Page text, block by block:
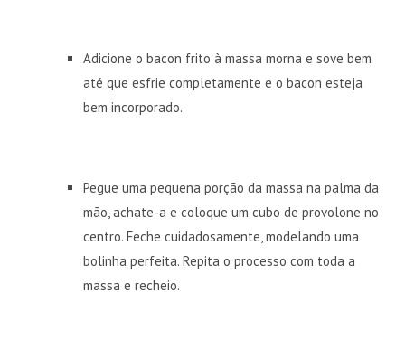
Adicione o bacon frito à massa morna e sove bem
até que esfrie completamente e o bacon esteja
bem incorporado.
Pegue uma pequena porção da massa na palma da
mão, achate-a e coloque um cubo de provolone no
centro. Feche cuidadosamente, modelando uma
bolinha perfeita. Repita o processo com toda a
massa e recheio.